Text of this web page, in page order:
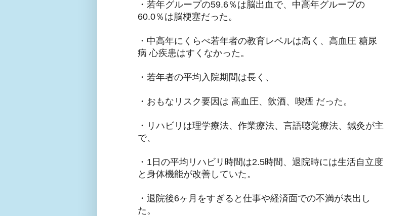
・若年グループの59.6％は脳出血で、中高年グループの
60.0％は脳梗塞だった。
・中高年にくらべ若年者の教育レベルは高く、高血圧 糖尿
病 心疾患はすくなかった。
・若年者の平均入院期間は長く、
・おもなリスク要因は 高血圧、飲酒、喫煙 だった。
・リハビリは理学療法、作業療法、言語聴覚療法、鍼灸が主
で、
・1日の平均リハビリ時間は2.5時間、退院時には生活自立度
と身体機能が改善していた。
・退院後6ヶ月をすぎると仕事や経済面での不満が表出し
た。